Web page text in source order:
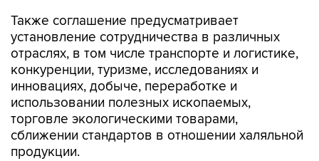
Также соглашение предусматривает
установление сотрудничества в различных
отраслях, в том числе транспорте и логистике,
конкуренции, туризме, исследованиях и
инновациях, добыче, переработке и
использовании полезных ископаемых,
торговле экологическими товарами,
сближении стандартов в отношении халяльной
продукции.